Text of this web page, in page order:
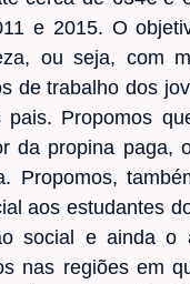
e 2015. O
ou seja, com
de trabalho dos
pais. Propomos
da propina paga,
Propomos,
aos estudantes
social e ainda
nas regiões em